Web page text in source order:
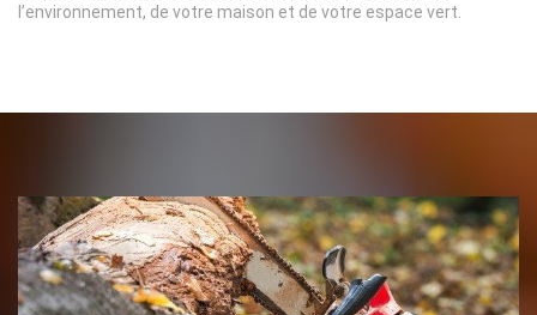
l’environnement, de votre maison et de votre espace vert.